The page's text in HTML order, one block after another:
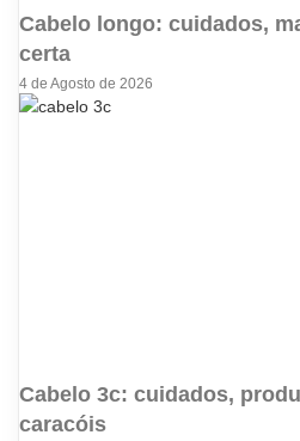
Cabelo longo: cuidados,
certa
4 de Agosto de 2026
Cabelo 3c: cuidados,
caracóis